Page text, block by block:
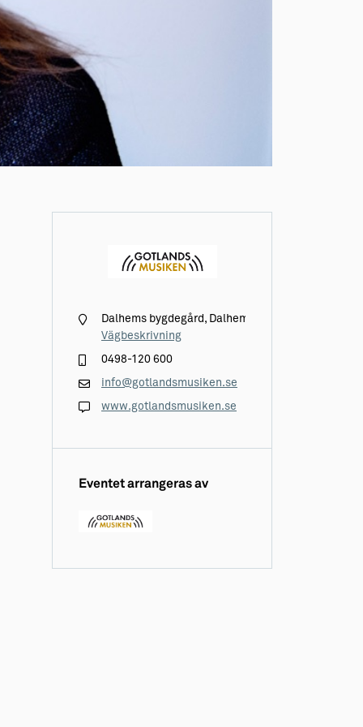
Dalhems bygdegård, Dalhem Hallvide 453
Vägbeskrivning
0498-120 600
info@gotlandsmusiken.se
www.gotlandsmusiken.se
Eventet arrangeras av